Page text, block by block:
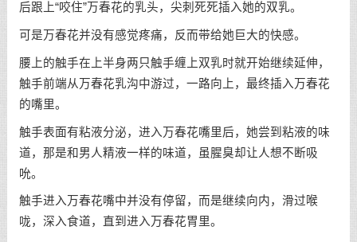
后跟上“咬住”万春花的乳头，尖刺死死插入她的双乳。
可是万春花并没有感觉疼痛，反而带给她巨大的快感。
腰上的触手在上半身两只触手缠上双乳时就开始继续延伸，
触手前端从万春花乳沟中游过，一路向上，最终插入万春花
的嘴里。
触手表面有粘液分泌，进入万春花嘴里后，她尝到粘液的味
道，那是和男人精液一样的味道，虽腥臭却让人想不断吸
吮。
触手进入万春花嘴中并没有停留，而是继续向内，滑过喉
咙，深入食道，直到进入万春花胃里。